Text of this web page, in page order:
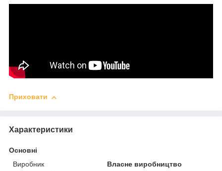
Приховати
Характеристики
Основні
Виробник
Власне виробництво